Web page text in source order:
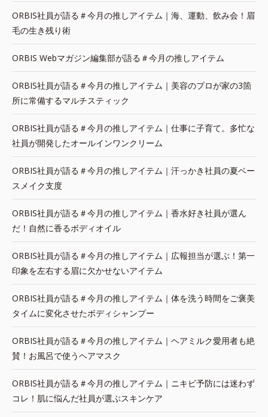
ORBIS社員が語る＃今月の推しアイテム｜海、運動、飲み会！眉
毛の生き残り術
ORBIS Webマガジン編集部が語る＃今月の推しアイテム
ORBIS社員が語る＃今月の推しアイテム｜美容のプロが家の3箇
所に常備するマルチスティック
ORBIS社員が語る＃今月の推しアイテム｜仕事に子育て。多忙な
社員が開発したオールインワンクリーム
ORBIS社員が語る＃今月の推しアイテム｜汗っかき社員の夏ベー
スメイク支度
ORBIS社員が語る＃今月の推しアイテム｜香水好き社員が選ん
だ！自然に香るボディオイル
ORBIS社員が語る＃今月の推しアイテム｜広報担当が選ぶ！第一
印象を左右する眉に欠かせないアイテム
ORBIS社員が語る＃今月の推しアイテム｜体を洗う時間をご褒美
タイムに変化させたボディシャンプー
ORBIS社員が語る＃今月の推しアイテム｜ヘアミルク愛用者も絶
賛！お風呂で使うヘアマスク
ORBIS社員が語る＃今月の推しアイテム｜ニキビ予防には迷わず
コレ！肌に悩んだ社員が選ぶスキンケア